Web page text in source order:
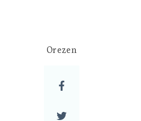
Orezen